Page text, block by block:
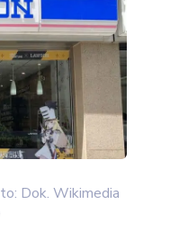
Dok. Wikimedia